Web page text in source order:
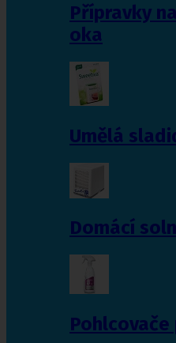
Přípravky
oka
Umělá
Domácí
Pohlcovače